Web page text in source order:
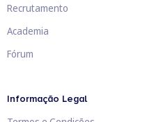
Recrutamento
Academia
Fórum
Informação Legal